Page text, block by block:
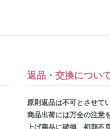
返品・交換につい
原則返品は不可とさせて
商品出荷には万全の注意
上げ商品に破損、初期不